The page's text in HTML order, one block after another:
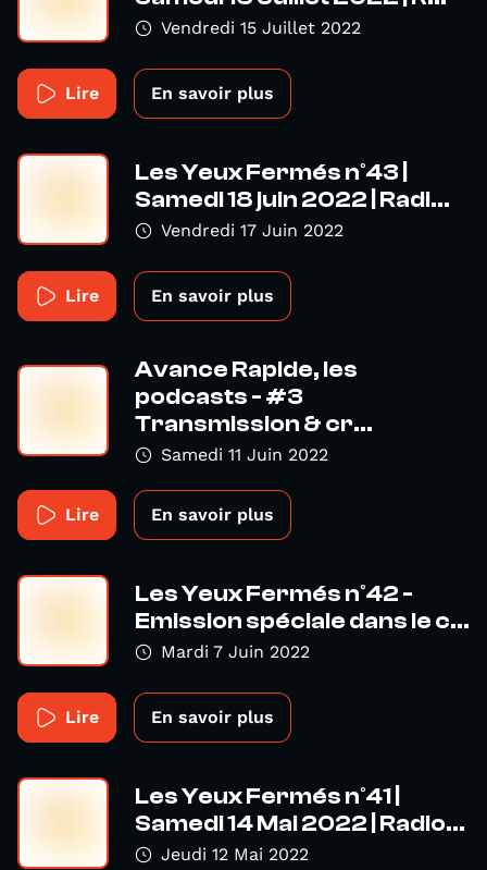
Vendredi 15 Juillet 2022
Lire En savoir plus
Les Yeux Fermés n°43 |
Samedi 18 juin 2022 | Radi...
Vendredi 17 Juin 2022
Lire En savoir plus
Avance Rapide, les
podcasts - #3
Transmission & cr...
Samedi 11 Juin 2022
Lire En savoir plus
Les Yeux Fermés n°42 -
Emission spéciale dans le c...
Mardi 7 Juin 2022
Lire En savoir plus
Les Yeux Fermés n°41 |
Samedi 14 Mai 2022 | Radio...
Jeudi 12 Mai 2022